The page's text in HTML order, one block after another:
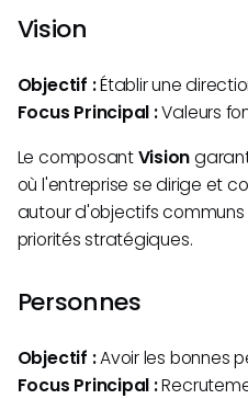
Vision
Objectif :Établir une
Focus Principal :Valeurs
Le composantVision
où l'entreprise se dirige et
autour d'objectifs
priorités stratégiques.
Personnes
Objectif :Avoir les bonnes
Focus Principal :